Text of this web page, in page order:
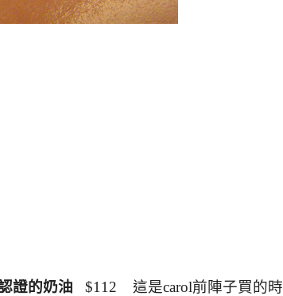
證的奶油 $112 這是carol前陣子買的時